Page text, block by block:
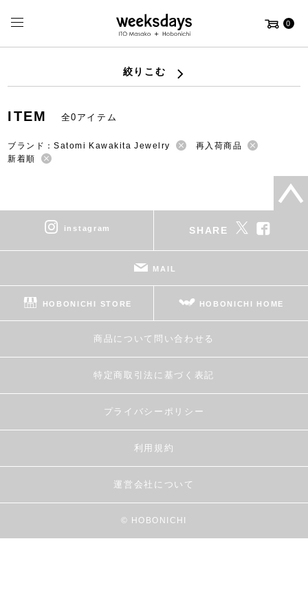
0
絞りこむ
ITEM 全0アイテム
ブランド：Satomi Kawakita Jewelry
再入荷商品
新着順
instagram SHARE
MAIL
HOBONICHI STORE HOBONICHI HOME
商品について問い合わせる
特定商取引法に基づく表記
プライバシーポリシー
利用規約
運営会社について
© HOBONICHI